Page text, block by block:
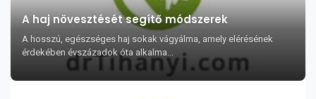
A haj növesztését segítő módszerek
A hosszú, egészséges haj sokak vágyálma, amely elérésének
érdekében évszázadok óta alkalma...